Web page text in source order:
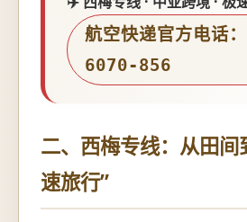
航空快递官方电话
6070-856
二、西梅专线：从田间
速旅行”